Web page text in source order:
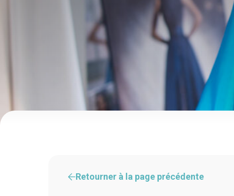
Retourner à la page précédente